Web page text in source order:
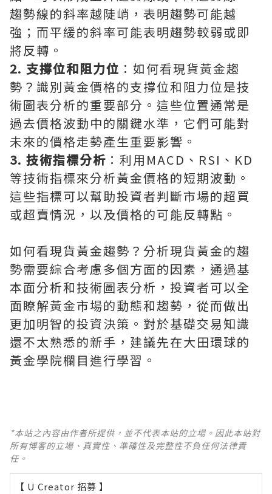
趨勢線的斜率越陡峭，表明趨勢可能越
強；而平緩的斜率可能表明趨勢較弱或即
將反轉。
2. 支撐位和阻力位 ：如何看現貨黃金趨
勢？識別黃金價格的支撐位和阻力位是技
術圖表分析的重要部分。這些位置通常是
過去價格波動中的關鍵水準，它們可能對
未來的價格走勢產生重要影響。
3. 技術指標分析 ：利用MACD、RSI、KD
等技術指標來分析黃金價格的短期波動。
這些指標可以幫助投資者判斷市場的超買
或超賣情況，以及價格的可能反轉點。
如何看現貨黃金趨勢？分析現貨黃金的趨
勢需要綜合考慮多個方面的因素，通過基
本面分析和技術圖表分析，投資者可以全
面瞭解黃金市場的動態和趨勢，從而做出
更加明智的投資決策。對於基礎交易知識
還不太熟悉的新手，建議先在大田環球的
黃金學院欄目進行學習。
*本站之內容由作者所提供，並不代表本站的立場。因此本站對
所有博客的立場、真實性、準確性及完整性不負任何法律責
任。
【 U Creator 招募 】